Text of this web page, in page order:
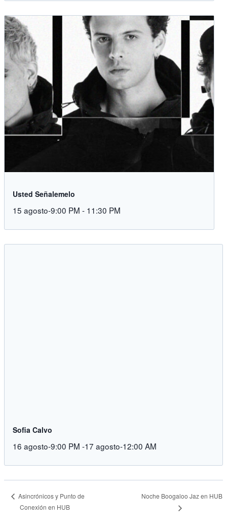
Usted Señalemelo
15 agosto-9:00 PM - 11:30 PM
Sofia Calvo
16 agosto-9:00 PM -17 agosto-12:00 AM
Asincrónicos y Punto de
Conexión en HUB
Noche Boogaloo Jaz en HUB